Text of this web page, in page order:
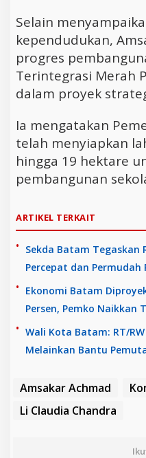
Selain
kependudukan,
progres
Terintegrasi Merah
dalam proyek
Ia mengatakan
telah menyiapkan
hingga 19 hektare
pembangunan
ARTIKEL TERKAIT
Sekda Batam Tegaskan
Percepat dan Permudah
Ekonomi Batam
Persen, Pemko Naikkan
Wali Kota Batam: RT/
Melainkan Bantu
Amsakar Achmad
Li Claudia Chandra